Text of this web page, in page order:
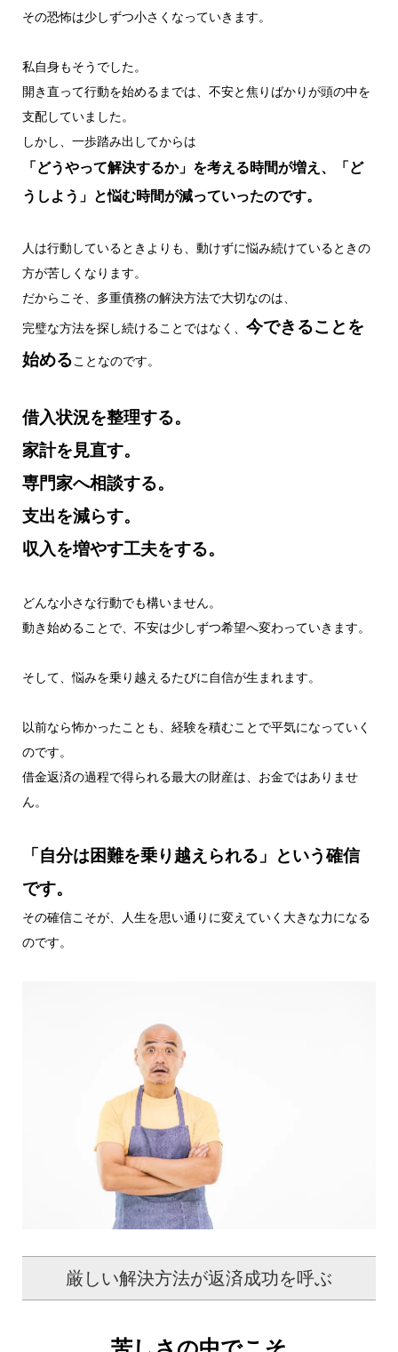
その恐怖は少しずつ小さくなっていきます。
私自身もそうでした。
開き直って行動を始めるまでは、不安と焦りばかりが頭の中を
支配していました。
しかし、一歩踏み出してからは
「どうやって解決するか」を考える時間が増え、「ど
うしよう」と悩む時間が減っていったのです。
人は行動しているときよりも、動けずに悩み続けているときの
方が苦しくなります。
だからこそ、多重債務の解決方法で大切なのは、
完璧な方法を探し続けることではなく、 今できることを
始めることなのです。
借入状況を整理する。
家計を見直す。
専門家へ相談する。
支出を減らす。
収入を増やす工夫をする。
どんな小さな行動でも構いません。
動き始めることで、不安は少しずつ希望へ変わっていきます。
そして、悩みを乗り越えるたびに自信が生まれます。
以前なら怖かったことも、経験を積むことで平気になっていく
のです。
借金返済の過程で得られる最大の財産は、お金ではありませ
ん。
「自分は困難を乗り越えられる」という確信
です。
その確信こそが、人生を思い通りに変えていく大きな力になる
のです。
厳しい解決方法が返済成功を呼ぶ